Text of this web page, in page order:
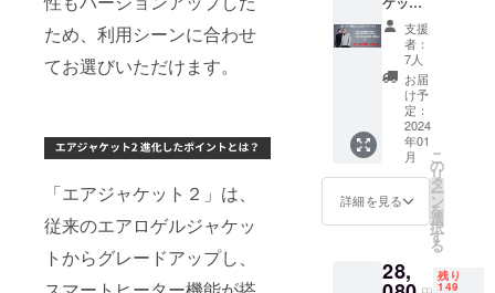
ため、利用シーンに合わせ
てお選びいただけます。
「エアジャケット２」は、
従来のエアロゲルジャケッ
トからグレードアップし、
ターサービ
スも万全に
行いますの
で、安心し
てご利用く
ださい。
今後は世の
中にある
「良い製
し、皆さま
のひら
幅）の
みにな
りま
す。 ※
価格は
消費税
込みで
す。 ※
配送時
期：
1月予定
支援の
性質
(ヒー
ター機
能な
し)×1着
［一般
販売予
定価格
46,800
円(税込)
の45%
オ
フ！］
※カラー
灰の2色
になり
支援
者：
7人
お届
け予
定：
2024
年01
月
詳細を見る
こ
の
リ
タ
ー
ン
を
選
択
す
る
28, 残り
149